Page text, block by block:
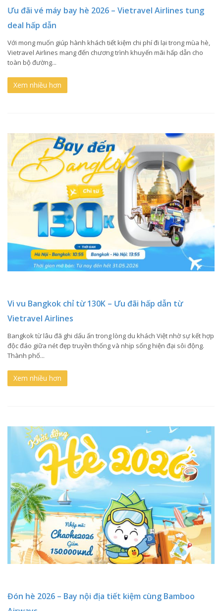
Ưu đãi vé máy bay hè 2026 – Vietravel Airlines tung
deal hấp dẫn
Với mong muốn giúp hành khách tiết kiệm chi phí đi lại trong mùa hè,
Vietravel Airlines mang đến chương trình khuyến mãi hấp dẫn cho
toàn bộ đường...
Xem nhiều hơn
Vi vu Bangkok chỉ từ 130K – Ưu đãi hấp dẫn từ
Vietravel Airlines
Bangkok từ lâu đã ghi dấu ấn trong lòng du khách Việt nhờ sự kết hợp
độc đáo giữa nét đẹp truyền thống và nhịp sống hiện đại sôi động.
Thành phố...
Xem nhiều hơn
Đón hè 2026 – Bay nội địa tiết kiệm cùng Bamboo